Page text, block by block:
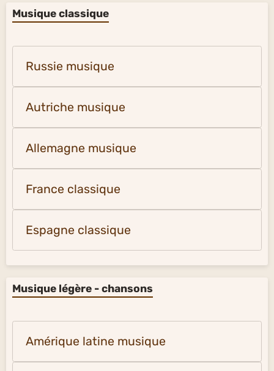
Musique classique
Russie musique
Autriche musique
Allemagne musique
France classique
Espagne classique
Musique légère - chansons
Amérique latine musique